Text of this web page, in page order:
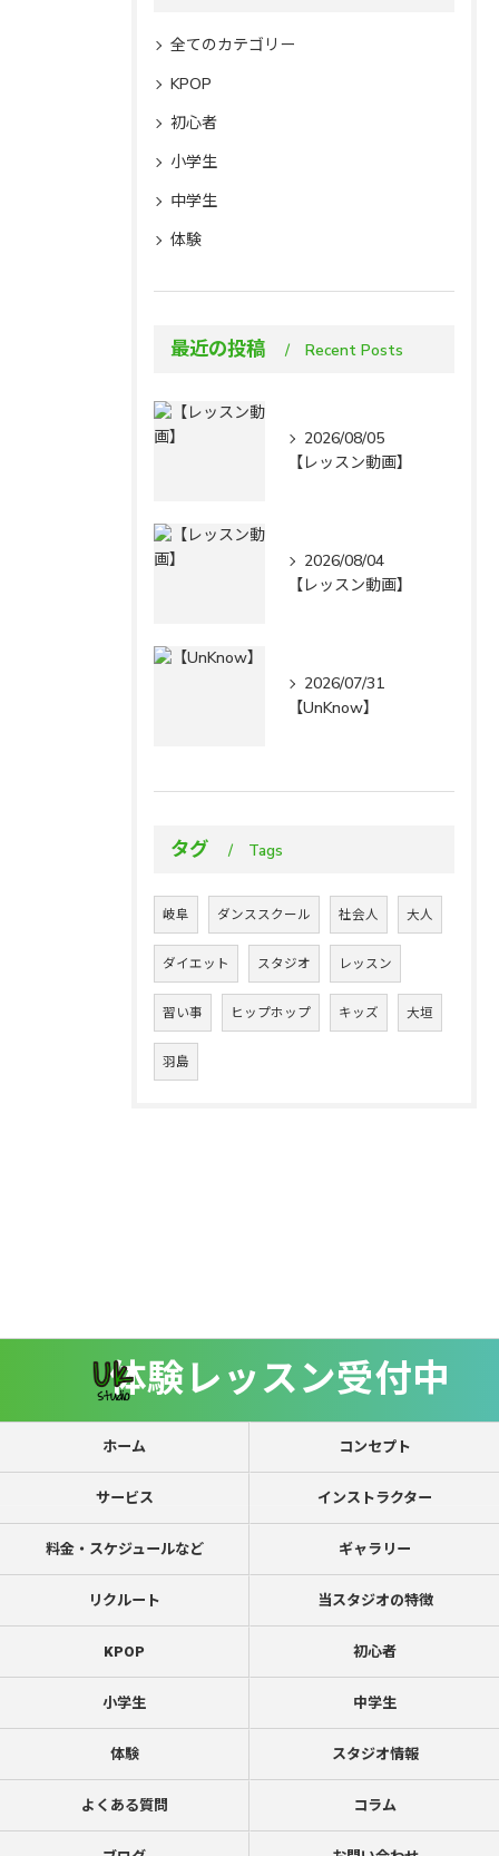
全てのカテゴリー
KPOP
初心者
小学生
中学生
体験
最近の投稿 Recent Posts
2026/08/05
【レッスン動画】
2026/08/04
【レッスン動画】
2026/07/31
【UnKnow】
タグ Tags
岐阜 ダンススクール 社会人 大人
ダイエット スタジオ レッスン
習い事 ヒップホップ キッズ 大垣
羽島
体験レッスン受付中
ホーム コンセプト
サービス インストラクター
料金・スケジュールなど ギャラリー
リクルート 当スタジオの特徴
KPOP 初心者
小学生 中学生
体験 スタジオ情報
よくある質問 コラム